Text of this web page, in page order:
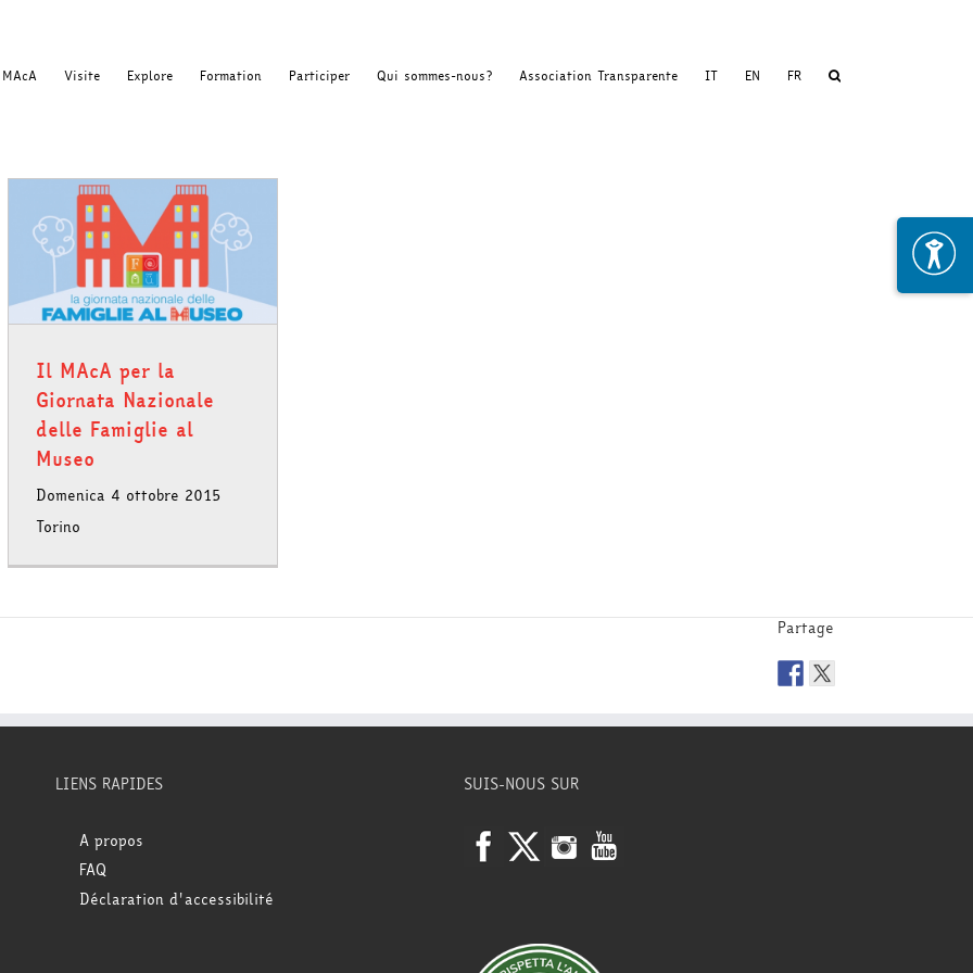
MAcA Visite Explore Formation Participer Qui sommes-nous? Association Transparente IT EN FR
Il MAcA per la
Giornata Nazionale
delle Famiglie al
Museo
Domenica 4 ottobre 2015
Torino
Partage
LIENS RAPIDES
A propos
FAQ
Déclaration d'accessibilité
SUIS-NOUS SUR